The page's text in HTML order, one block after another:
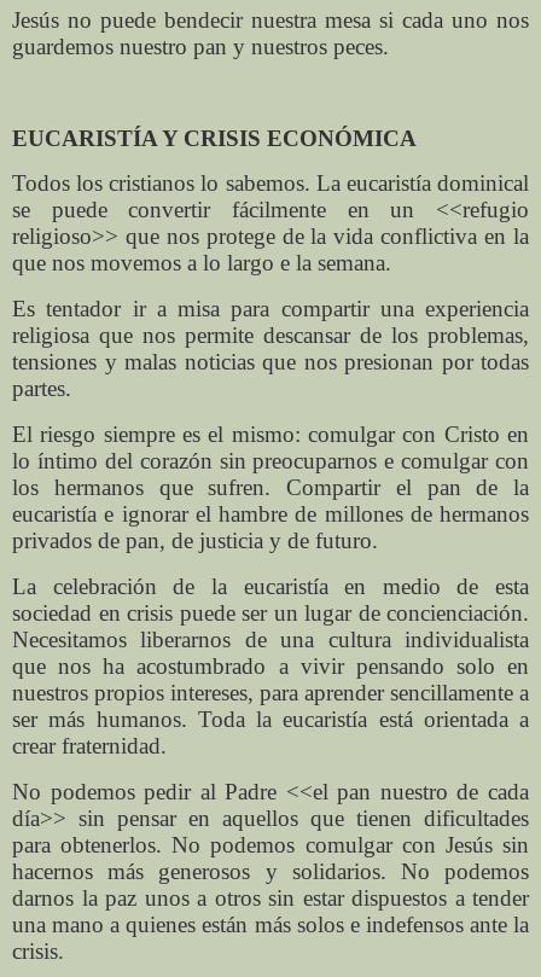
Jesús no puede bendecir nuestra mesa si cada uno nos
guardemos nuestro pan y nuestros peces.
EUCARISTÍA Y CRISIS ECONÓMICA
Todos los cristianos lo sabemos. La eucaristía dominical
se puede convertir fácilmente en un <<refugio
religioso>> que nos protege de la vida conflictiva en la
que nos movemos a lo largo e la semana.
Es tentador ir a misa para compartir una experiencia
religiosa que nos permite descansar de los problemas,
tensiones y malas noticias que nos presionan por todas
partes.
El riesgo siempre es el mismo: comulgar con Cristo en
lo íntimo del corazón sin preocuparnos e comulgar con
los hermanos que sufren. Compartir el pan de la
eucaristía e ignorar el hambre de millones de hermanos
privados de pan, de justicia y de futuro.
La celebración de la eucaristía en medio de esta
sociedad en crisis puede ser un lugar de concienciación.
Necesitamos liberarnos de una cultura individualista
que nos ha acostumbrado a vivir pensando solo en
nuestros propios intereses, para aprender sencillamente a
ser más humanos. Toda la eucaristía está orientada a
crear fraternidad.
No podemos pedir al Padre <<el pan nuestro de cada
día>> sin pensar en aquellos que tienen dificultades
para obtenerlos. No podemos comulgar con Jesús sin
hacernos más generosos y solidarios. No podemos
darnos la paz unos a otros sin estar dispuestos a tender
una mano a quienes están más solos e indefensos ante la
crisis.